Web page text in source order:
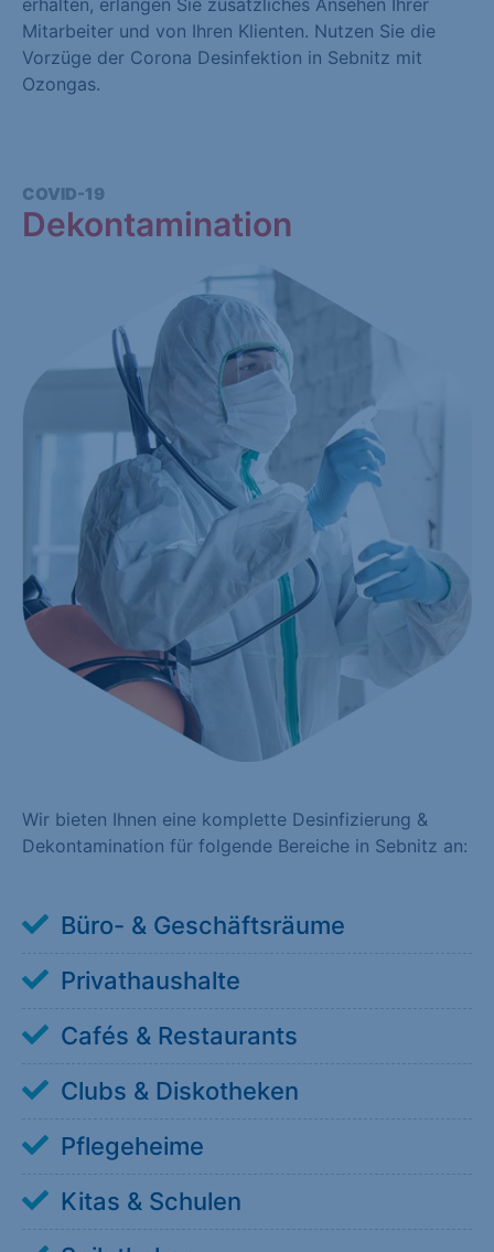
erhalten, erlangen Sie zusätzliches Ansehen Ihrer
Mitarbeiter und von Ihren Klienten. Nutzen Sie die
Vorzüge der Corona Desinfektion in Sebnitz mit
Ozongas.
COVID-19
Dekontamination
Wir bieten Ihnen eine komplette Desinfizierung &
Dekontamination für folgende Bereiche in Sebnitz an:
Büro- & Geschäftsräume
Privathaushalte
Cafés & Restaurants
Clubs & Diskotheken
Pflegeheime
Kitas & Schulen